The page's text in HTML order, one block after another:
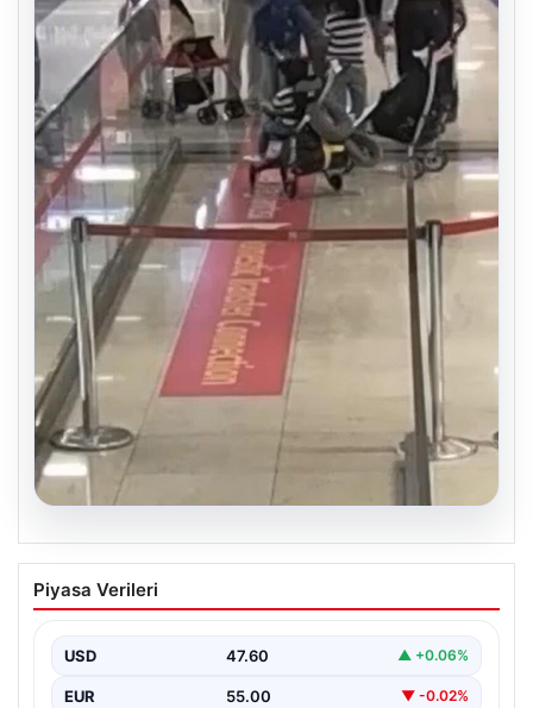
2 Yaşındaki Bebeğin Hayatını Kurtaran
Havalimanı Personeline Ödül
bir olayda, 2 yaşındaki Liam isimli bir çocuğun…
Piyasa Verileri
USD 47.60 ▲ +0.06%
EUR 55.00 ▼ -0.02%